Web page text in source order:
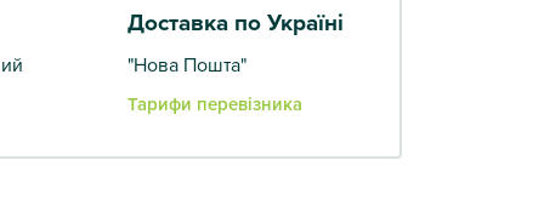
Доставка по Україні
"Нова Пошта"
Тарифи перевізника